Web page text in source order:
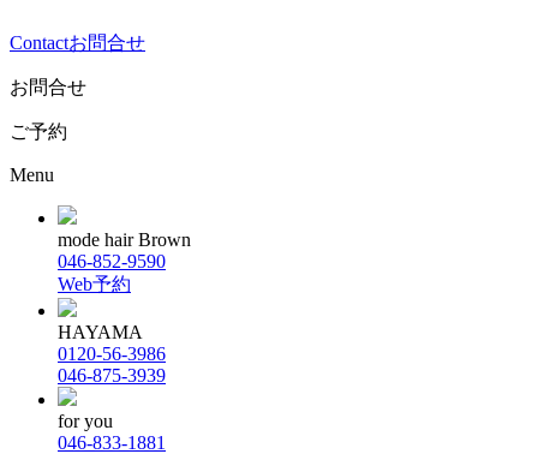
Contactお問合せ
お問合せ
ご予約
Menu
mode hair Brown
046-852-9590
Web予約
HAYAMA
0120-56-3986
046-875-3939
for you
046-833-1881